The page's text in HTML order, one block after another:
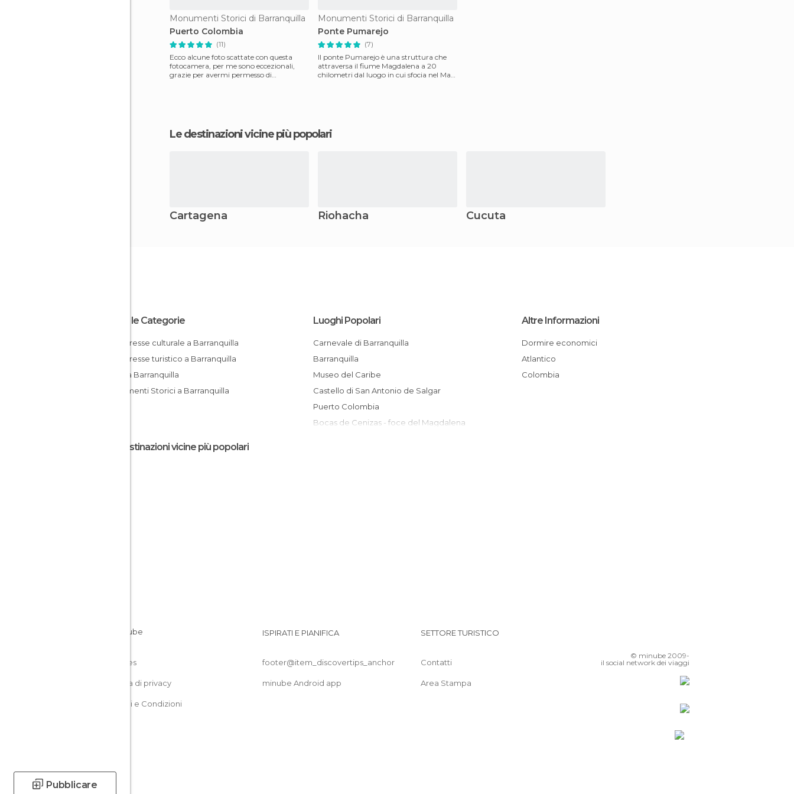
Pubblicare
Monumenti Storici di Barranquilla
Puerto Colombia
(11)
Ecco alcune foto scattate con questa
fotocamera, per me sono eccezionali,
grazie per avermi permesso di
Monumenti Storici di Barranquilla
Ponte Pumarejo
(7)
Il ponte Pumarejo è una struttura che
attraversa il fiume Magdalena a 20
chilometri dal luogo in cui sfocia nel Mar
Le destinazioni vicine più popolari
Cartagena Riohacha Cucuta
Tutte le Categorie
Di interesse culturale a Barranquilla
Di interesse turistico a Barranquilla
Fiumi a Barranquilla
Monumenti Storici a Barranquilla
Luoghi Popolari
Carnevale di Barranquilla
Barranquilla
Museo del Caribe
Castello di San Antonio de Salgar
Puerto Colombia
Bocas de Cenizas - foce del Magdalena
Altre Informazioni
Dormire economici
Atlantico
Colombia
Le destinazioni vicine più popolari
Cookies
Politica di privacy
Termini e Condizioni
ISPIRATI E PIANIFICA
footer@item_discovertips_anchor
minube Android app
SETTORE TURISTICO
Contatti
Area Stampa
© minube 2009-
il social network dei viaggi